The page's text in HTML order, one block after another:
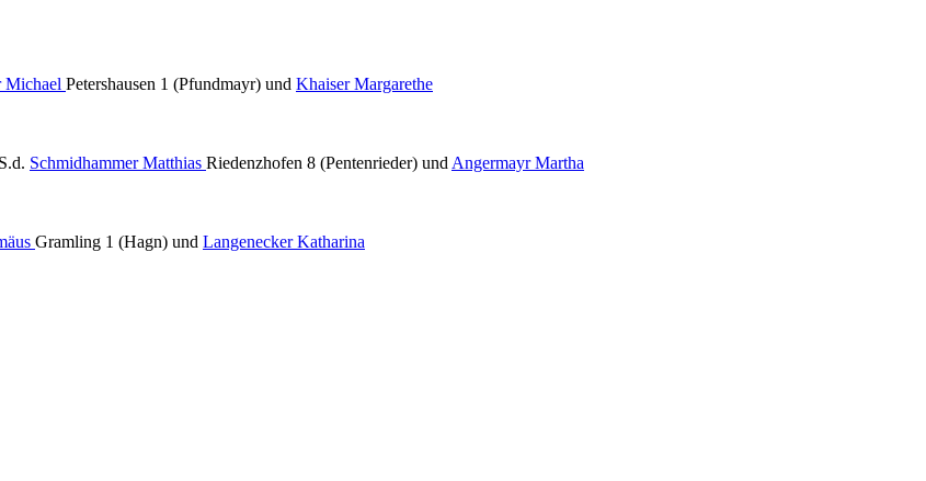
Michael Petershausen 1 (Pfundmayr) und Khaiser Margarethe
S.d. Schmidhammer Matthias Riedenzhofen 8 (Pentenrieder) und Angermayr Martha
Gramling 1 (Hagn) und Langenecker Katharina